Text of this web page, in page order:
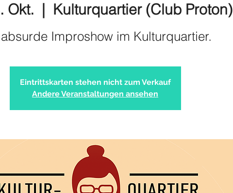
Okt.
  |
Kulturquartier (Club Proton)
Improshow im Kulturquartier.
Eintrittskarten stehen nicht zum Verkauf
Andere Veranstaltungen ansehen